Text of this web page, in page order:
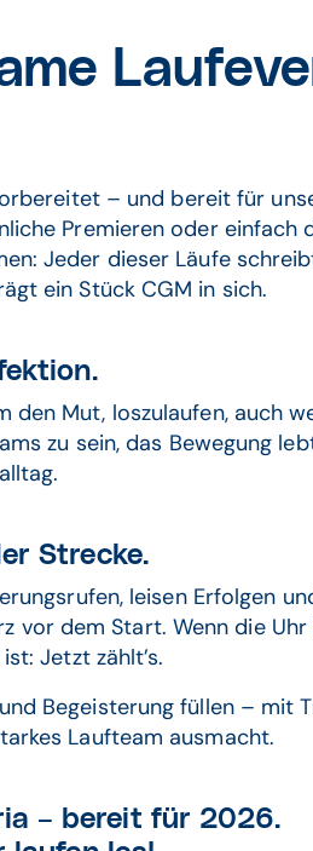
– und bereit für
Premieren oder einfach
Jeder dieser Läufe
ein Stück CGM in sich.
den Mut, loszulaufen, auch
zu sein, das Bewegung
Strecke.
leisen Erfolgen
vor dem Start. Wenn die
Jetzt zählt’s.
Begeisterung füllen – mit
Laufteam ausmacht.
– bereit für 2026.